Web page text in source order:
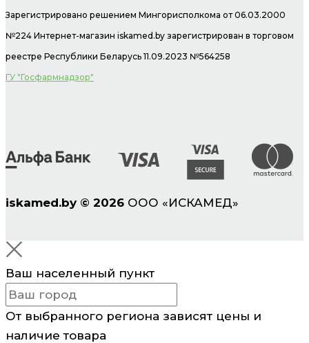
Зарегистрировано решением Мингорисполкома от 06.03.2000
№224 Интернет-магазин iskamed.by зарегистрирован в торговом
реестре Республики Беларусь 11.09.2023 №564258
ГУ "Госфармнадзор"
iskamed.by © 2026 ООО «ИСКАМЕД»
Ваш населенный пункт
От выбранного региона зависят цены и
наличие товара